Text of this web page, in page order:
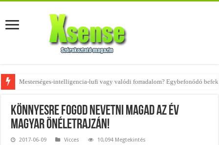
Az övtáskák továbbra is trendik – nézd meg, milyen stílusokhoz illenek!
Könnyesre fogod nevetni magad az év
magyar önéletrajzán!
2017-06-09 Vicces 10,094 Megtekintés